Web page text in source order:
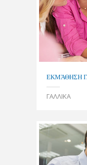
ΕΚΜΆΘΗΣΗ
ΓΑΛΛΙΚΑ